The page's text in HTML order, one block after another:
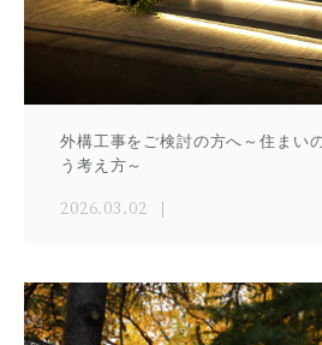
外構工事をご検討の方へ～住まい
う考え方～
2026.03.02